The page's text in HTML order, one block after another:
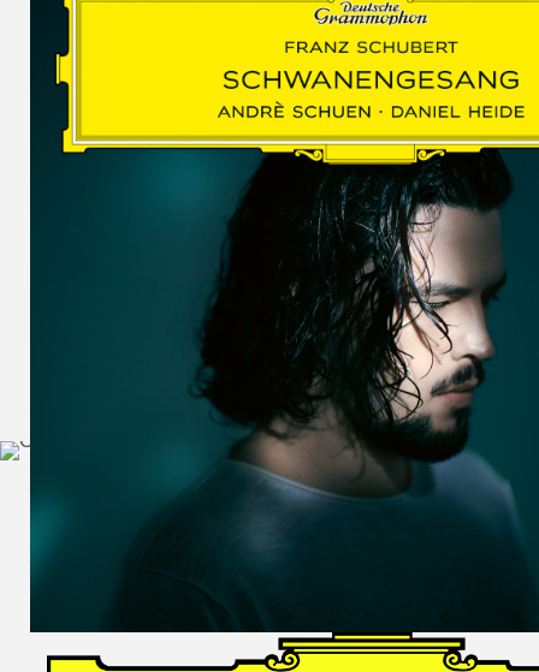
WOLF
MARTIN
SCHUMANN,
LIEDERKREIS
OP. 24
SECHS
MONOLOGE
AUS
JEDERMANN
GESÄNGE